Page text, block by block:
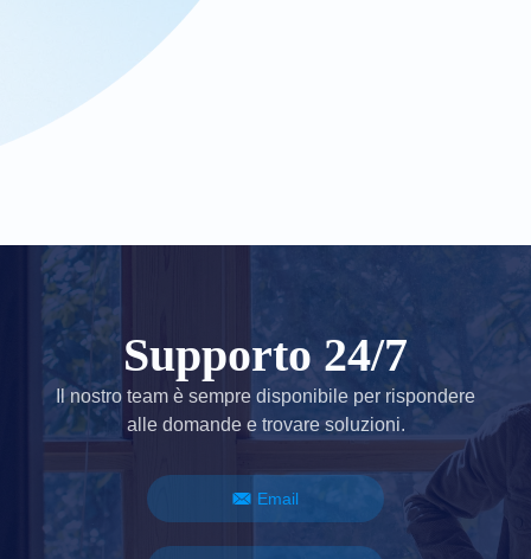
Supporto 24/7
Il nostro team è sempre disponibile per rispondere
alle domande e trovare soluzioni.
Email